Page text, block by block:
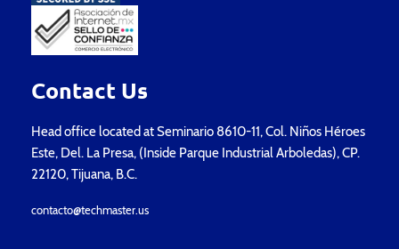
Contact Us
Head office located at Seminario 8610-11, Col. Niños Héroes
Este, Del. La Presa, (Inside Parque Industrial Arboledas), CP.
22120, Tijuana, B.C.
contacto@techmaster.us